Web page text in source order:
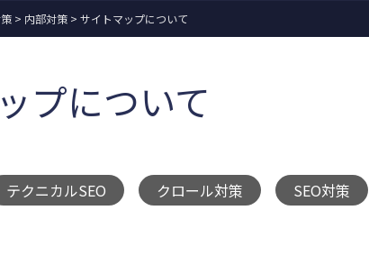
> 内部対策 > サイトマップについて
プについて
テクニカルSEO クロール対策 SEO対策